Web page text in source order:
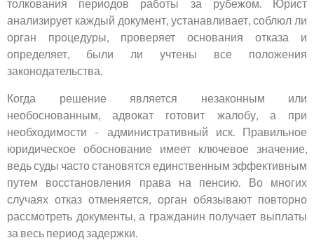
толкования периодов работы за рубежом. Юрист
анализирует каждый документ, устанавливает, соблюл ли
орган процедуры, проверяет основания отказа и
определяет, были ли учтены все положения
законодательства.
Когда решение является незаконным или
необоснованным, адвокат готовит жалобу, а при
необходимости - административный иск. Правильное
юридическое обоснование имеет ключевое значение,
ведь суды часто становятся единственным эффективным
путем восстановления права на пенсию. Во многих
случаях отказ отменяется, орган обязывают повторно
рассмотреть документы, а гражданин получает выплаты
за весь период задержки.